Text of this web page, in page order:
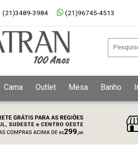
(21)3489-3984 (21)96745-4513
Cama Outlet Mesa Banho